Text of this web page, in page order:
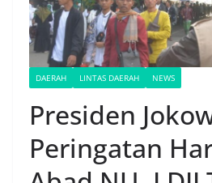
DAERAH LINTAS DAERAH NEWS
Presiden
Peringatan